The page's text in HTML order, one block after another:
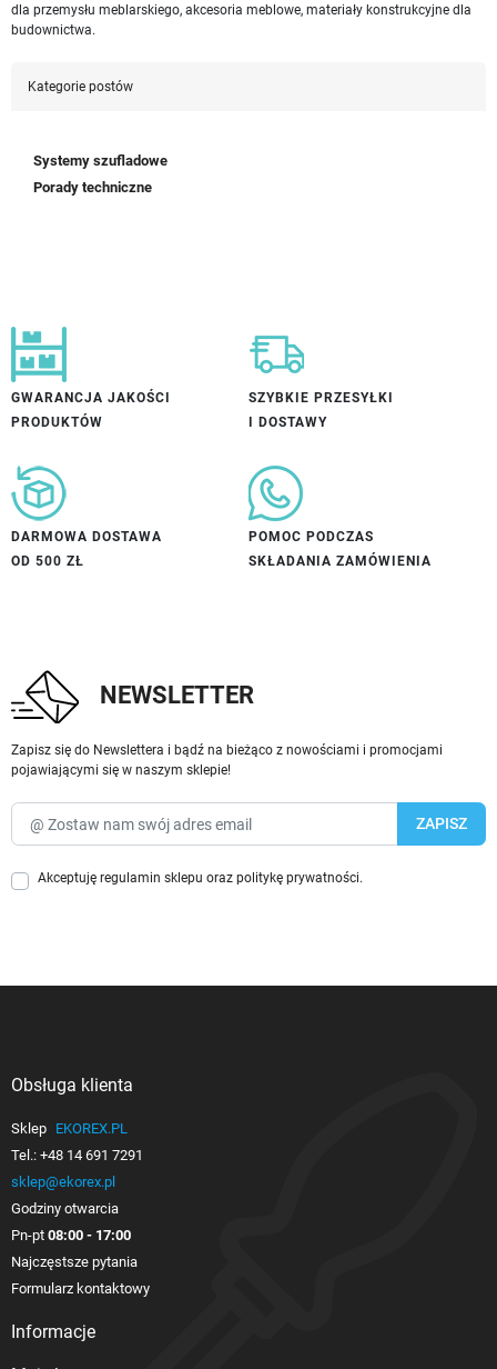
dla przemysłu meblarskiego, akcesoria meblowe, materiały konstrukcyjne dla
budownictwa.
Kategorie postów
Systemy szufladowe
Porady techniczne
GWARANCJA JAKOŚCI
PRODUKTÓW
SZYBKIE PRZESYŁKI
I DOSTAWY
DARMOWA DOSTAWA
OD 500 ZŁ
POMOC PODCZAS
SKŁADANIA ZAMÓWIENIA
NEWSLETTER
Zapisz się do Newslettera i bądź na bieżąco z nowościami i promocjami
pojawiającymi się w naszym sklepie!
Akceptuję regulamin sklepu oraz politykę prywatności.
Obsługa klienta
Sklep EKOREX.PL
Tel.: +48 14 691 7291
sklep@ekorex.pl
Godziny otwarcia
Pn-pt 08:00 - 17:00
Najczęstsze pytania
Formularz kontaktowy
Informacje